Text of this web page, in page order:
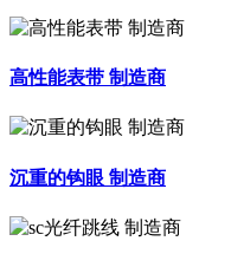
高性能表带 制造商
沉重的钩眼 制造商